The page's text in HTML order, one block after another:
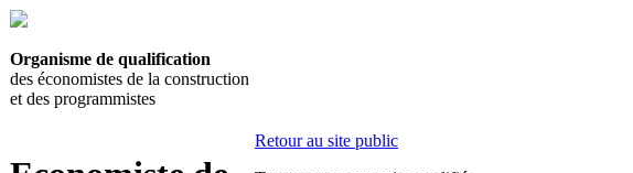
Organisme de qualification
des économistes de la construction
et des programmistes
Retour au site public